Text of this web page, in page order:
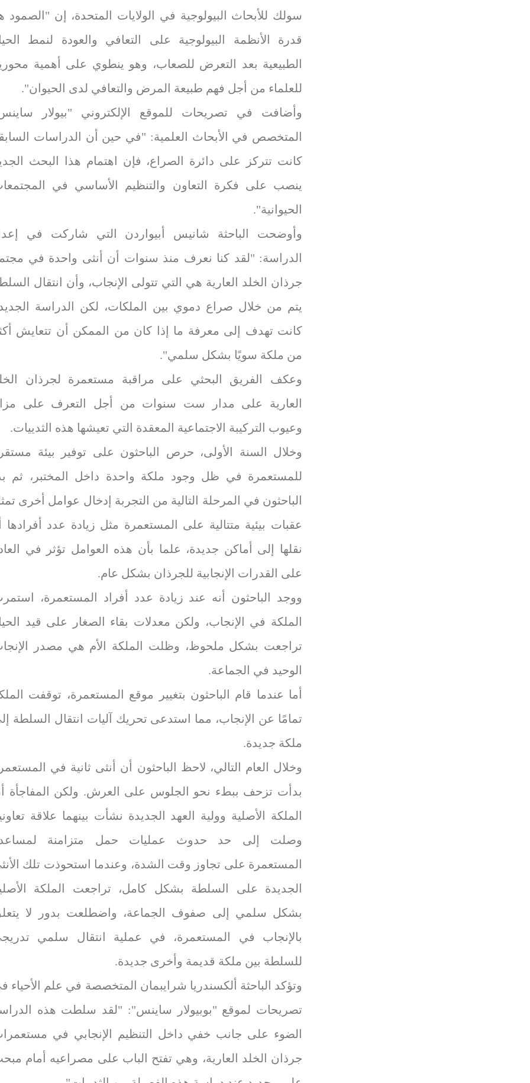
سولك للأبحاث البيولوجية في الولايات المتحدة، إن "الصمود
قدرة الأنظمة البيولوجية على التعافي والعودة لنمط
الطبيعية بعد التعرض للصعاب، وهو ينطوي على أهمية
للعلماء من أجل فهم طبيعة المرض والتعافي لدى الحيوان".
وأضافت في تصريحات للموقع الإلكتروني "بيولار
المتخصص في الأبحاث العلمية: "في حين أن الدراسات
كانت تتركز على دائرة الصراع، فإن اهتمام هذا البحث
ينصب على فكرة التعاون والتنظيم الأساسي في
الحيوانية".
وأوضحت الباحثة شانيس أبيواردن التي شاركت في
الدراسة: "لقد كنا نعرف منذ سنوات أن أنثى واحدة في
جرذان الخلد العارية هي التي تتولى الإنجاب، وأن انتقال
يتم من خلال صراع دموي بين الملكات، لكن الدراسة
كانت تهدف إلى معرفة ما إذا كان من الممكن أن تتعايش
من ملكة سويًا بشكل سلمي".
وعكف الفريق البحثي على مراقبة مستعمرة لجرذان
العارية على مدار ست سنوات من أجل التعرف على
وعيوب التركيبة الاجتماعية المعقدة التي تعيشها هذه الثدييات.
وخلال السنة الأولى، حرص الباحثون على توفير بيئة
للمستعمرة في ظل وجود ملكة واحدة داخل المختبر، ثم
الباحثون في المرحلة التالية من التجربة إدخال عوامل أخرى
عقبات بيئية متتالية على المستعمرة مثل زيادة عدد أفرادها
نقلها إلى أماكن جديدة، علما بأن هذه العوامل تؤثر في
على القدرات الإنجابية للجرذان بشكل عام.
ووجد الباحثون أنه عند زيادة عدد أفراد المستعمرة،
الملكة في الإنجاب، ولكن معدلات بقاء الصغار على قيد
تراجعت بشكل ملحوظ، وظلت الملكة الأم هي مصدر
الوحيد في الجماعة.
أما عندما قام الباحثون بتغيير موقع المستعمرة، توقفت
تمامًا عن الإنجاب، مما استدعى تحريك آليات انتقال السلطة
ملكة جديدة.
وخلال العام التالي، لاحظ الباحثون أن أنثى ثانية في
بدأت تزحف ببطء نحو الجلوس على العرش. ولكن المفاجأة
الملكة الأصلية وولية العهد الجديدة نشأت بينهما علاقة
وصلت إلى حد حدوث عمليات حمل متزامنة
المستعمرة على تجاوز وقت الشدة، وعندما استحوذت تلك
الجديدة على السلطة بشكل كامل، تراجعت الملكة
بشكل سلمي إلى صفوف الجماعة، واضطلعت بدور لا
بالإنجاب في المستعمرة، في عملية انتقال سلمي
للسلطة بين ملكة قديمة وأخرى جديدة.
وتؤكد الباحثة ألكسندريا شرايبمان المتخصصة في علم الأحياء
تصريحات لموقع "بوبيولار ساينس": "لقد سلطت هذه
الضوء على جانب خفي داخل التنظيم الإنجابي في
جرذان الخلد العارية، وهي تفتح الباب على مصراعيه أمام